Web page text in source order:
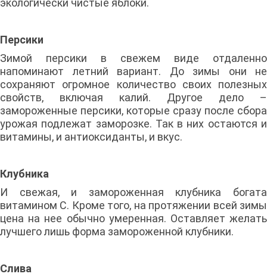
экологически чистые яблоки.
Персики
Зимой персики в свежем виде отдаленно
напоминают летний вариант. До зимы они не
сохраняют огромное количество своих полезных
свойств, включая калий. Другое дело –
замороженные персики, которые сразу после сбора
урожая подлежат заморозке. Так в них остаются и
витамины, и антиоксиданты, и вкус.
Клубника
И свежая, и замороженная клубника богата
витамином С. Кроме того, на протяжении всей зимы
цена на нее обычно умеренная. Оставляет желать
лучшего лишь форма замороженной клубники.
Слива